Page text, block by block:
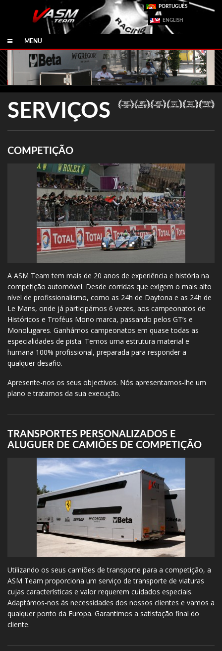
PORTUGUÊS
ENGLISH
MENU
SERVIÇOS
COMPETIÇÃO
A ASM Team tem mais de 20 anos de experiência e história na
competição automóvel. Desde corridas que exigem o mais alto
nível de profissionalismo, como as 24h de Daytona e as 24h de
Le Mans, onde já participámos 6 vezes, aos campeonatos de
Históricos e Troféus Mono marca, passando pelos GT’s e
Monolugares. Ganhámos campeonatos em quase todas as
especialidades de pista. Temos uma estrutura material e
humana 100% profissional, preparada para responder a
qualquer desafio.
Apresente-nos os seus objectivos. Nós apresentamos-lhe um
plano e tratamos da sua execução.
TRANSPORTES PERSONALIZADOS E
ALUGUER DE CAMIÕES DE COMPETIÇÃO
Utilizando os seus camiões de transporte para a competição, a
ASM Team proporciona um serviço de transporte de viaturas
cujas características e valor requerem cuidados especiais.
Adaptámos-nos ás necessidades dos nossos clientes e vamos a
qualquer ponto da Europa. Garantimos a satisfação final do
cliente.